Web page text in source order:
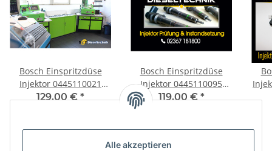
Alle akzeptieren
Bosch Einspritzdüse
Injektor 0445110021
0445110146 Movano
129,00 €*
Bosch Einspritzdüse
Injektor 0445110095
Mercedes Sprinter
0986435012 0986435037
119,00 €*